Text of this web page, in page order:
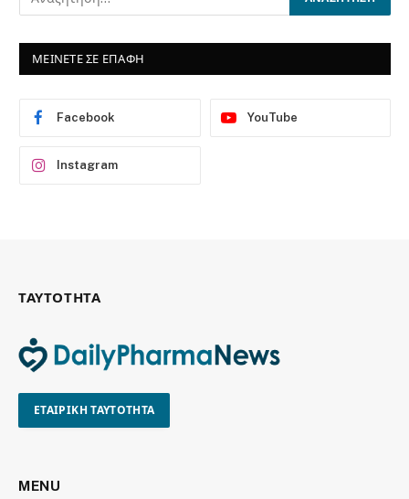
ΜΕΙΝΕΤΕ ΣΕ ΕΠΑΦΗ
Facebook YouTube
Instagram
ΤΑΥΤΟΤΗΤΑ
ΕΤΑΙΡΙΚΗ ΤΑΥΤΟΤΗΤΑ
MENU